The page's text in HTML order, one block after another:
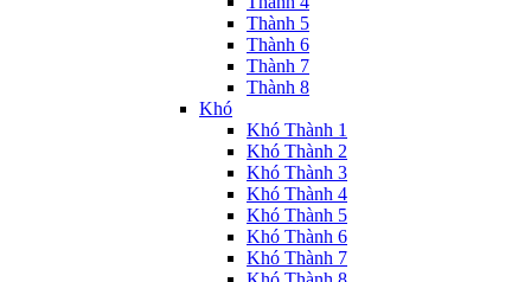
Thành 5
Thành 6
Thành 7
Thành 8
Khó
Khó Thành 1
Khó Thành 2
Khó Thành 3
Khó Thành 4
Khó Thành 5
Khó Thành 6
Khó Thành 7